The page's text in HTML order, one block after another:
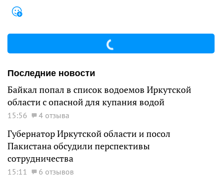
Последние новости
Байкал попал в список водоемов Иркутской
области с опасной для купания водой
15:56 4 отзыва
Губернатор Иркутской области и посол
Пакистана обсудили перспективы
сотрудничества
15:11 6 отзывов